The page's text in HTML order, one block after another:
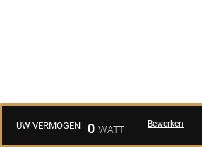
UW VERMOGEN 0 Bewerken